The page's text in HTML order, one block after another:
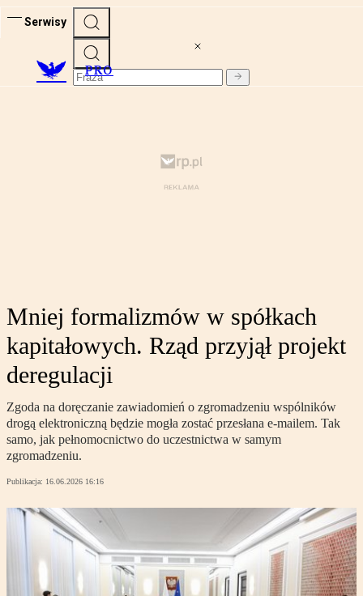
Serwisy
PRO
Mniej formalizmów w spółkach
kapitałowych. Rząd przyjął projekt
deregulacji
Zgoda na doręczanie zawiadomień o zgromadzeniu wspólników
drogą elektroniczną będzie mogła zostać przesłana e-mailem. Tak
samo, jak pełnomocnictwo do uczestnictwa w samym
zgromadzeniu.
Publikacja: 16.06.2026 16:16